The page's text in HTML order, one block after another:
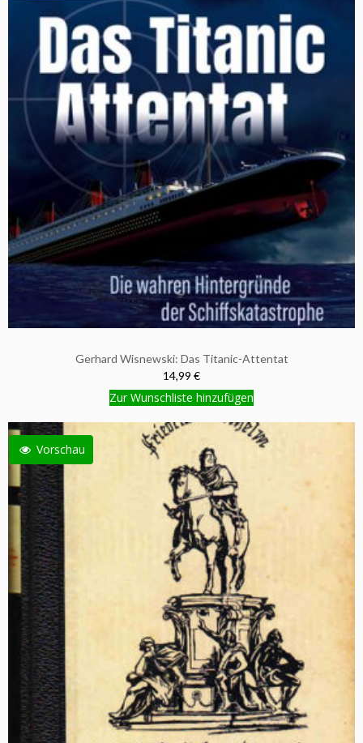
Gerhard Wisnewski: Das Titanic-Attentat
14,99 €
Zur Wunschliste hinzufügen
Vorschau